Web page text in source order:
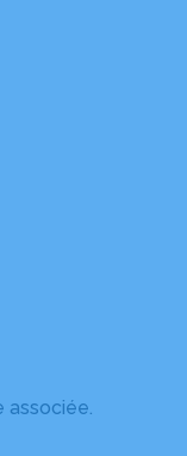
associée.